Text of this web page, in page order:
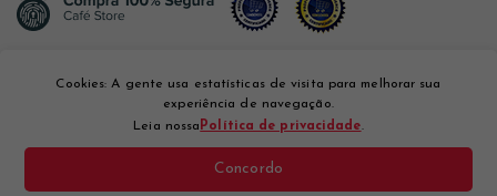
Cookies: A gente usa estatísticas de visita para melhorar sua
experiência de navegação.
Leia nossa Política de privacidade.
Concordo